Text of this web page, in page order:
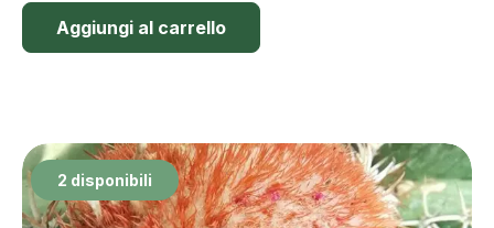
Aggiungi al carrello
2 disponibili